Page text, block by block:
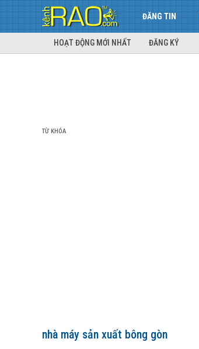
ĐĂNG TIN
HOẠT ĐỘNG MỚI NHẤT ĐĂNG KÝ
TỪ KHÓA
nhà máy sản xuất bông gòn